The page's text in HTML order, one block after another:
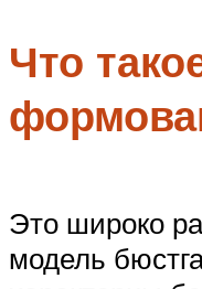
Что
Это широко
модель